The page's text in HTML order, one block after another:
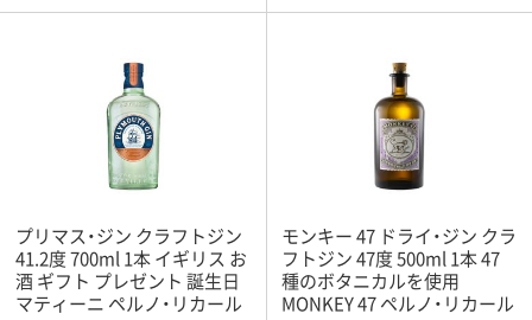
プリマス・ジン クラフトジン
41.2度 700ml 1本 イギリス お
酒 ギフト プレゼント 誕生日
マティーニ ペルノ・リカール
モンキー 47 ドライ・ジン クラ
フトジン 47度 500ml 1本 47
種のボタニカルを使用
MONKEY 47 ペルノ・リカール